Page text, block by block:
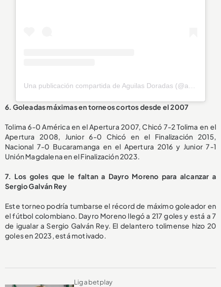
6. Goleadas máximas en torneos cortos desde el 2007
Tolima 6-0 América en el Apertura 2007, Chicó 7-2 Tolima en el
Apertura 2008, Junior 6-0 Chicó en el Finalización 2015,
Nacional 7-0 Bucaramanga en el Apertura 2016 y Junior 7-1
Unión Magdalena en el Finalización 2023.
7. Los goles que le faltan a Dayro Moreno para alcanzar a
Sergio Galván Rey
Este torneo podría tumbarse el récord de máximo goleador en
el fútbol colombiano. Dayro Moreno llegó a 217 goles y está a 7
de igualar a Sergio Galván Rey. El delantero tolimense hizo 20
goles en 2023, está motivado.
Liga betplay